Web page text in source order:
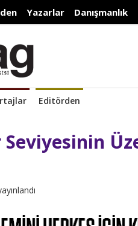
Yazarlar Danışmanlık
Editörden